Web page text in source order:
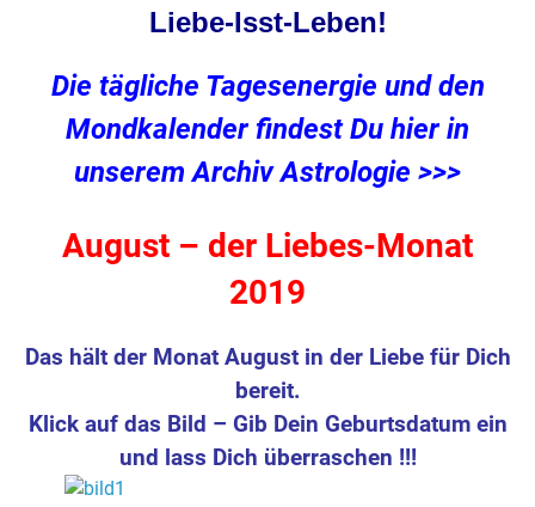
Liebe-Isst-Leben!
Die tägliche Tagesenergie und den
Mondkalender findest Du hier in
unserem Archiv Astrologie >>>
August – der Liebes-Monat
2019
Das hält der Monat August in der Liebe für Dich
bereit.
Klick auf das Bild – Gib Dein Geburtsdatum ein
und lass Dich überraschen !!!